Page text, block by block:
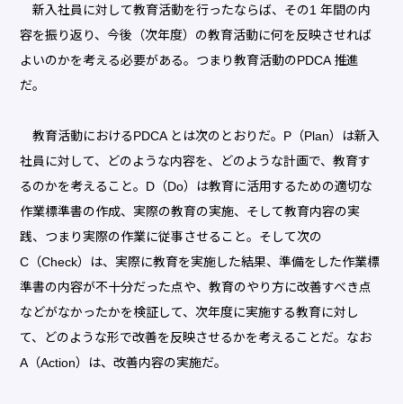
新入社員に対して教育活動を行ったならば、その1 年間の内
容を振り返り、今後（次年度）の教育活動に何を反映させれば
よいのかを考える必要がある。つまり教育活動のPDCA 推進
だ。
教育活動におけるPDCA とは次のとおりだ。P（Plan）は新入
社員に対して、どのような内容を、どのような計画で、教育す
るのかを考えること。D（Do）は教育に活用するための適切な
作業標準書の作成、実際の教育の実施、そして教育内容の実
践、つまり実際の作業に従事させること。そして次の
C（Check）は、実際に教育を実施した結果、準備をした作業標
準書の内容が不十分だった点や、教育のやり方に改善すべき点
などがなかったかを検証して、次年度に実施する教育に対し
て、どのような形で改善を反映させるかを考えることだ。なお
A（Action）は、改善内容の実施だ。